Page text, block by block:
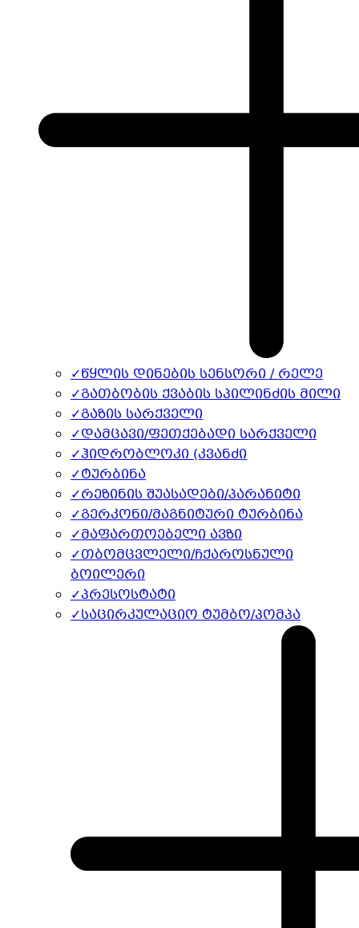
✓წყლის დინების სენსორი / რელე
✓გათბობის ქვაბის სპილინძის მილი
✓გაზის სარქველი
✓დამცავი/ფეთქებადი სარქველი
✓ჰიდრობლოკი (კვანძი
✓ტურბინა
✓რეზინის შუასადები/პარანიტი
✓გერკონი/მაგნიტური ტურბინა
✓მაფართოებელი ავზი
✓თბომცვლელი/ჩქაროსნული
ბოილერი
✓პრესოსტატი
✓საცირკულაციო ტუმბო/პომპა